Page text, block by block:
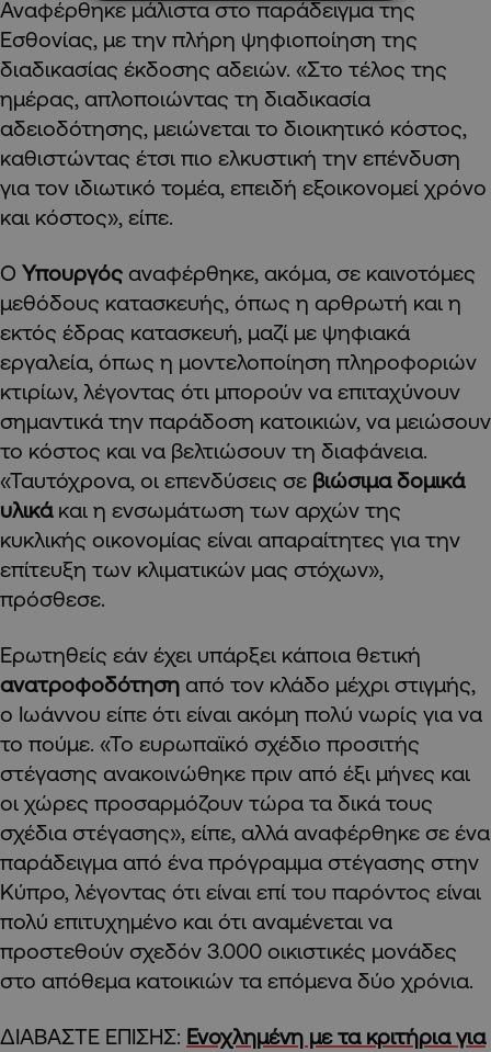
Αναφέρθηκε μάλιστα στο παράδειγμα της
Εσθονίας, με την πλήρη ψηφιοποίηση της
διαδικασίας έκδοσης αδειών. «Στο τέλος της
ημέρας, απλοποιώντας τη διαδικασία
αδειοδότησης, μειώνεται το διοικητικό κόστος,
καθιστώντας έτσι πιο ελκυστική την επένδυση
για τον ιδιωτικό τομέα, επειδή εξοικονομεί χρόνο
και κόστος», είπε.
Ο Υπουργός αναφέρθηκε, ακόμα, σε καινοτόμες
μεθόδους κατασκευής, όπως η αρθρωτή και η
εκτός έδρας κατασκευή, μαζί με ψηφιακά
εργαλεία, όπως η μοντελοποίηση πληροφοριών
κτιρίων, λέγοντας ότι μπορούν να επιταχύνουν
σημαντικά την παράδοση κατοικιών, να μειώσουν
το κόστος και να βελτιώσουν τη διαφάνεια.
«Ταυτόχρονα, οι επενδύσεις σε βιώσιμα δομικά
υλικάκαι η ενσωμάτωση των αρχών της
κυκλικής οικονομίας είναι απαραίτητες για την
επίτευξη των κλιματικών μας στόχων»,
πρόσθεσε.
Ερωτηθείς εάν έχει υπάρξει κάποια θετική
ανατροφοδότηση από τον κλάδο μέχρι στιγμής,
ο Ιωάννου είπε ότι είναι ακόμη πολύ νωρίς για να
το πούμε. «Το ευρωπαϊκό σχέδιο προσιτής
στέγασης ανακοινώθηκε πριν από έξι μήνες και
οι χώρες προσαρμόζουν τώρα τα δικά τους
σχέδια στέγασης», είπε, αλλά αναφέρθηκε σε ένα
παράδειγμα από ένα πρόγραμμα στέγασης στην
Κύπρο, λέγοντας ότι είναι επί του παρόντος είναι
πολύ επιτυχημένο και ότι αναμένεται να
προστεθούν σχεδόν 3.000 οικιστικές μονάδες
στο απόθεμα κατοικιών τα επόμενα δύο χρόνια.
ΔΙΑΒΑΣΤΕ ΕΠΙΣΗΣ: Ενοχλημένη με τα κριτήρια για